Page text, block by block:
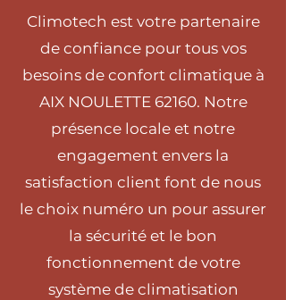
Climotech est votre partenaire
de confiance pour tous vos
besoins de confort climatique à
AIX NOULETTE 62160. Notre
présence locale et notre
engagement envers la
satisfaction client font de nous
le choix numéro un pour assurer
la sécurité et le bon
fonctionnement de votre
système de climatisation